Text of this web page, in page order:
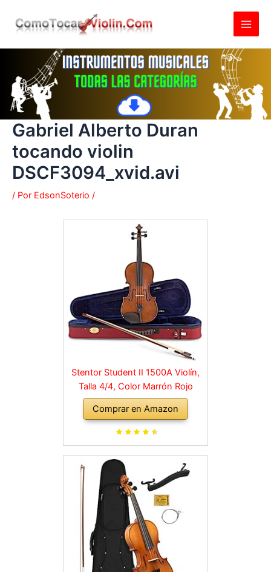
Gabriel Alberto Duran
tocando violin
DSCF3094_xvid.avi
/ Por EdsonSoterio /
Stentor Student II 1500A Violín,
Talla 4/4, Color Marrón Rojo
Comprar en Amazon